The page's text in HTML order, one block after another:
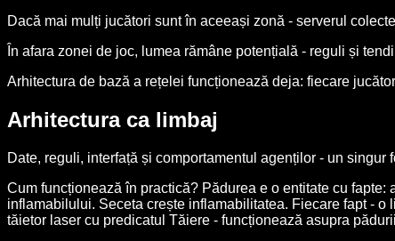
Dacă mai mulți jucători sunt în aceeași zonă - serverul
În afara zonei de joc, lumea rămâne potențială - reguli și
Arhitectura de bază a rețelei funcționează deja: fiecare
Arhitectura ca limbaj
Date, reguli, interfață și comportamentul agenților - un
Cum funcționează în practică? Pădurea e o entitate cu
inflamabilului. Seceta crește inflamabilitatea. Fiecare fapt -
tăietor laser cu predicatul Tăiere - funcționează asupra